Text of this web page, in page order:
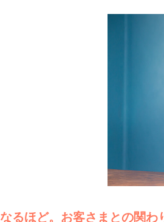
なるほど。お客さまとの関わ